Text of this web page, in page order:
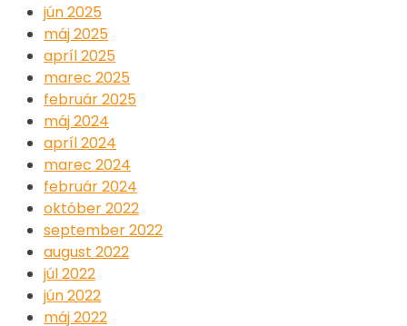
jún 2025
máj 2025
apríl 2025
marec 2025
február 2025
máj 2024
apríl 2024
marec 2024
február 2024
október 2022
september 2022
august 2022
júl 2022
jún 2022
máj 2022